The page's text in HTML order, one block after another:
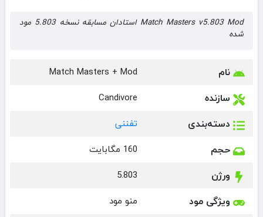
Match Masters v5.803 Mod استادان مسابقه نسخه 5.803 مود
شده
نام Match Masters + Mod
سازنده Candivore
دسته‌بندی تفننی
حجم 160 مگابایت
ورژن 5.803
ویژگی مود منو مود